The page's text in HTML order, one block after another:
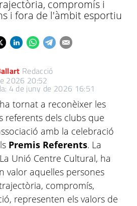
compromís i
i fora de l'àmbit esportiu
Redacció
2026 20:52
4 de juny de 2026 16:51
ha tornat a reconèixer les
referents dels clubs que
amb la celebració
Premis Referents. La
Unió Centre Cultural, ha
valor aquelles persones
compromís,
representen els valors de